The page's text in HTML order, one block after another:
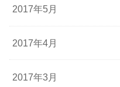
2017年5月
2017年4月
2017年3月